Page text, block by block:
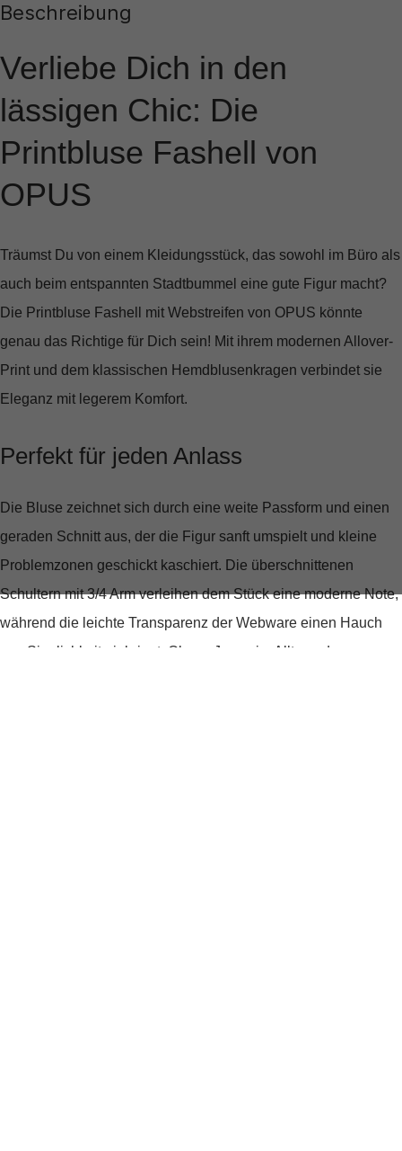
Beschreibung
Verliebe Dich in den
lässigen Chic: Die
Printbluse Fashell von
OPUS
Träumst Du von einem Kleidungsstück, das sowohl im Büro als
auch beim entspannten Stadtbummel eine gute Figur macht?
Die Printbluse Fashell mit Webstreifen von OPUS könnte
genau das Richtige für Dich sein! Mit ihrem modernen Allover-
Print und dem klassischen Hemdblusenkragen verbindet sie
Eleganz mit legerem Komfort.
Perfekt für jeden Anlass
Die Bluse zeichnet sich durch eine weite Passform und einen
geraden Schnitt aus, der die Figur sanft umspielt und kleine
Problemzonen geschickt kaschiert. Die überschnittenen
Schulternmit 3/4 Arm verleihen dem Stück eine moderne Note,
während die leichte Transparenz der Webware einen Hauch
von Sinnlichkeit einbringt. Ob zur Jeans im Alltag oder zur